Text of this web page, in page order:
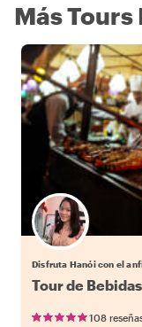
Más
Elige
Disfruta Hanói con el
Tour de
108